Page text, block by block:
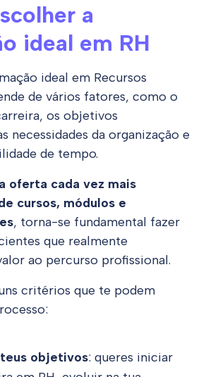
a
ideal em RH
ideal em Recursos
de vários fatores, como o
os objetivos
necessidades da organização e
de tempo.
oferta cada vez mais
cursos, módulos e
, torna-se fundamental fazer
que realmente
ao percurso profissional.
critérios que te podem
objetivos: queres iniciar